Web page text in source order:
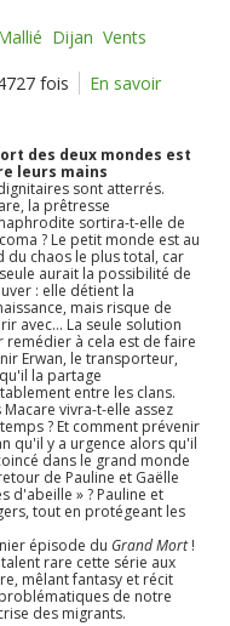
Dijan Vents
fois
En savoir
des deux mondes est
leurs mains
sont atterrés.
la prêtresse
sortira-t-elle de
? Le petit monde est au
du chaos le plus total, car
aurait la possibilité de
: elle détient la
mais risque de
avec... La seule solution
remédier à cela est de faire
Erwan, le transporteur,
la partage
entre les clans.
Macare vivra-t-elle assez
? Et comment prévenir
qu'il y a urgence alors qu'il
dans le grand monde
de Pauline et Gaëlle
d'abeille » ? Pauline et
tout en protégeant les
épisode du Grand Mort!
rare cette série aux
mêlant fantasy et récit
de notre
des migrants.